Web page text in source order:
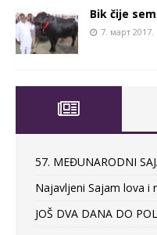
Bik čije
7. март 2017.
57. MEĐUNARODNI
Najavljeni Sajam lova i
JOŠ DVA DANA DO